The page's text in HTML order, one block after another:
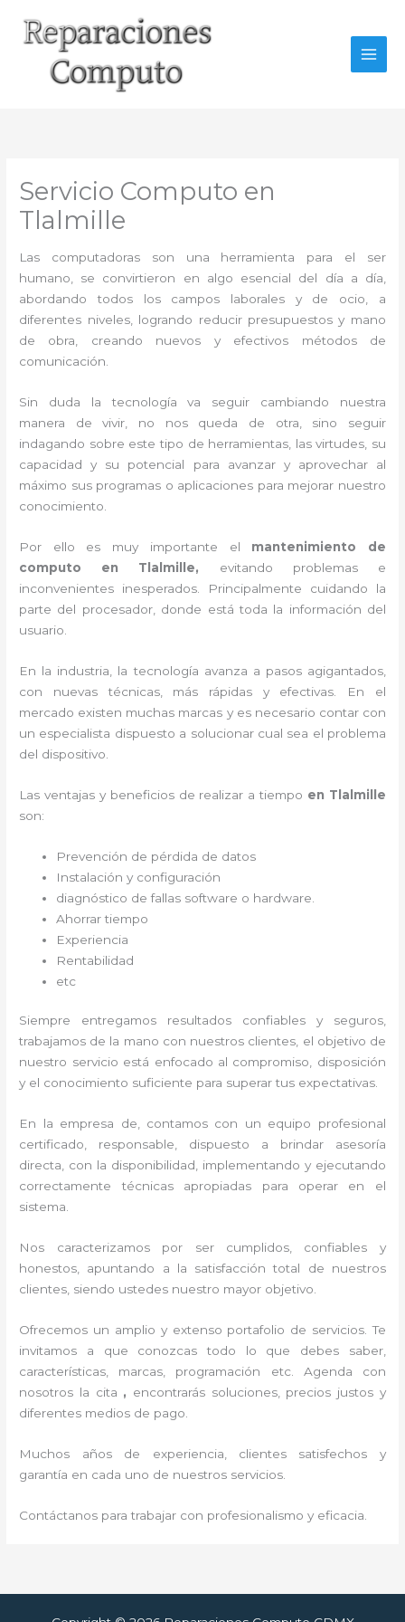
contenido
Servicio Computo en
Tlalmille
Las computadoras son una herramienta para el ser
humano, se convirtieron en algo esencial del día a día,
abordando todos los campos laborales y de ocio, a
diferentes niveles, logrando reducir presupuestos y mano
de obra, creando nuevos y efectivos métodos de
comunicación.
Sin duda la tecnología va seguir cambiando nuestra
manera de vivir, no nos queda de otra, sino seguir
indagando sobre este tipo de herramientas, las virtudes, su
capacidad y su potencial para avanzar y aprovechar al
máximo sus programas o aplicaciones para mejorar nuestro
conocimiento.
Por ello es muy importante el mantenimiento de
computo en Tlalmille, evitando problemas e
inconvenientes inesperados. Principalmente cuidando la
parte del procesador, donde está toda la información del
usuario.
En la industria, la tecnología avanza a pasos agigantados,
con nuevas técnicas, más rápidas y efectivas . En el
mercado existen muchas marcas y es necesario contar con
un especialista dispuesto a solucionar cual sea el problema
del dispositivo.
Las ventajas y beneficios de realizar a tiempo en Tlalmille
son:
Prevención de pérdida de datos
Instalación y configuración
diagnóstico de fallas software o hardware
Ahorrar tiempo
Experiencia
Rentabilidad
etc
Siempre entregamos resultados confiables y seguros,
trabajamos de la mano con nuestros clientes, el objetivo de
nuestro servicio está enfocado al compromiso, disposición
y el conocimiento suficiente para superar tus expectativas.
En la empresa de , contamos con un equipo profesional
certificado, responsable, dispuesto a brindar asesoría
directa, con la disponibilidad, implementando y ejecutando
correctamente técnicas apropiadas para operar en el
sistema.
Nos caracterizamos por ser cumplidos, confiables y
honestos, apuntando a la satisfacción total de nuestros
clientes, siendo ustedes nuestro mayor objetivo.
Ofrecemos un amplio y extenso portafolio de servicios. Te
invitamos a que conozcas todo lo que debes saber,
características, marcas, programación etc. Agenda con
nosotros la cita , encontrarás soluciones, precios justos y
diferentes medios de pago.
Muchos años de experiencia, clientes satisfechos y
garantía en cada uno de nuestros servicios.
Contáctanos para trabajar con profesionalismo y eficacia.